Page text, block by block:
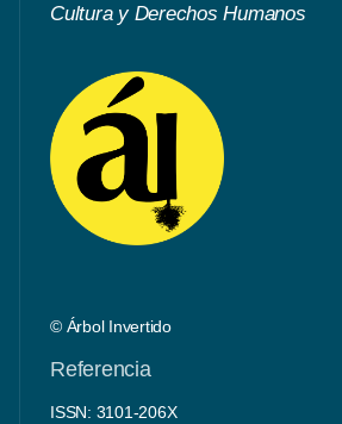
Cultura y Derechos Humanos
© Árbol Invertido
Referencia
ISSN: 3101-206X